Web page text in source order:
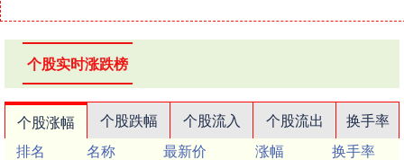
个股实时涨跌榜
个股涨幅 个股跌幅 个股流入 个股流出
换手率
排名
名称 最新价 涨幅
换手率